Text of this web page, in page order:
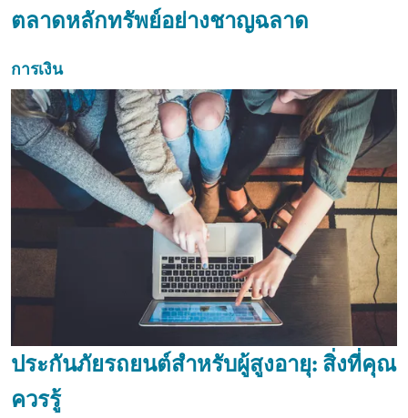
ตลาดหลักทรัพย์อย่างชาญฉลาด
การเงิน
ประกันภัยรถยนต์สำหรับผู้สูงอายุ: สิ่งที่คุณ
ควรรู้